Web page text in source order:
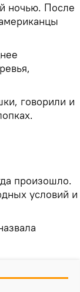
ночью. После
говорили и
произошло.
условий и